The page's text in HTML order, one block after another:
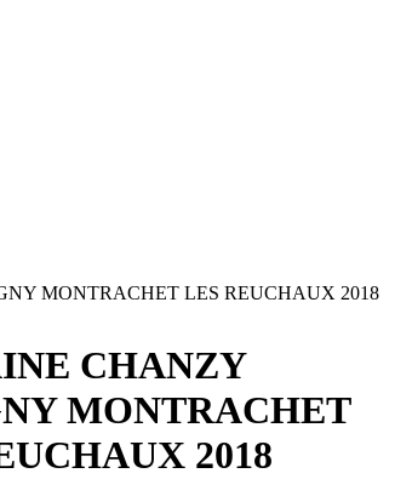
MONTRACHET LES REUCHAUX 2018
CHANZY
MONTRACHET
2018